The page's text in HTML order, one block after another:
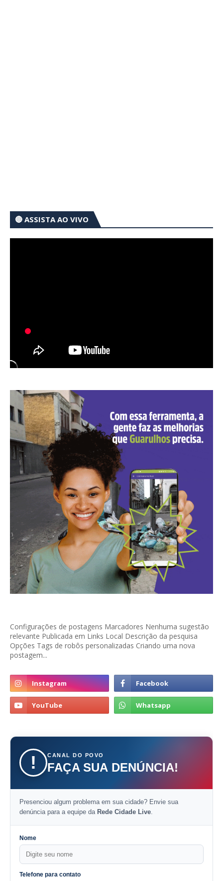
🔴 ASSISTA AO VIVO
Configurações de postagens Marcadores Nenhuma sugestão
relevante Publicada em Links Local Descrição da pesquisa
Opções Tags de robôs personalizadas Criando uma nova
postagem...
! CANAL DO POVO
FAÇA SUA DENÚNCIA!
Presenciou algum problema em sua cidade? Envie sua
denúncia para a equipe da Rede Cidade Live
Nome
Telefone para contato